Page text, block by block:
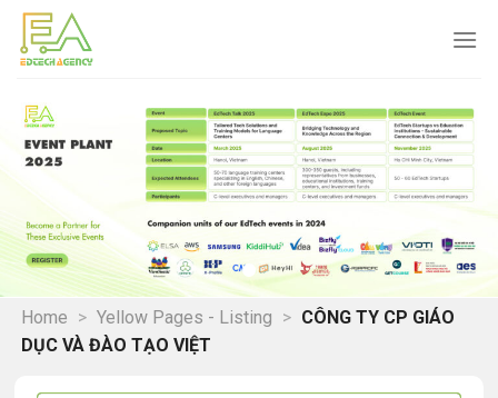
Skip
content
Home > Yellow Pages - Listing > CÔNG TY CP GIÁO
DỤC VÀ ĐÀO TẠO VIỆT